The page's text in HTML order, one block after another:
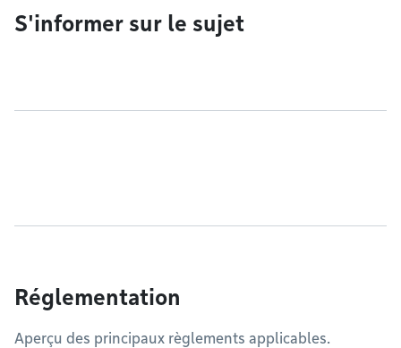
S'informer sur le sujet
Réglementation
Aperçu des principaux règlements applicables.